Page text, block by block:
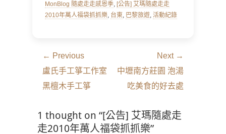
MonBlog 隨處走走感恩季, [公告] 艾瑪隨處走走
2010年萬人福袋抓抓樂, 台東, 巴黎旅遊, 活動紀錄
文
章
導
覽
← Previous
Previous
post:
盧氏手工箏工作室
黑檀木手工箏
Next →
Next
post:
中壢南方莊園 泡湯
吃美食的好去處
1 thought on “[公告] 艾瑪隨處走
走2010年萬人福袋抓抓樂”